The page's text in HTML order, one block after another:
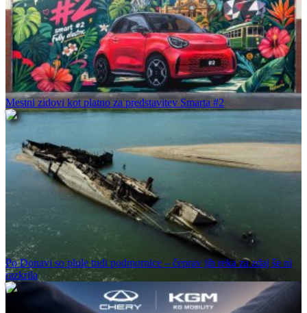
Mestni zidovi kot platno za predstavitev Smarta #2
Po Donavi so plule tudi podmornice – čeprav jih reka za zdaj še ni
razkrila